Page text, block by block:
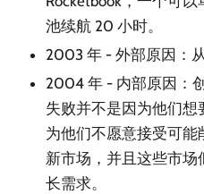
池续航 20 小时。
2003 年 - 外部原因：从
2004 年 - 内部原因：
失败并不是因为他们想
为他们不愿意接受可
新市场，并且这些市
长需求。